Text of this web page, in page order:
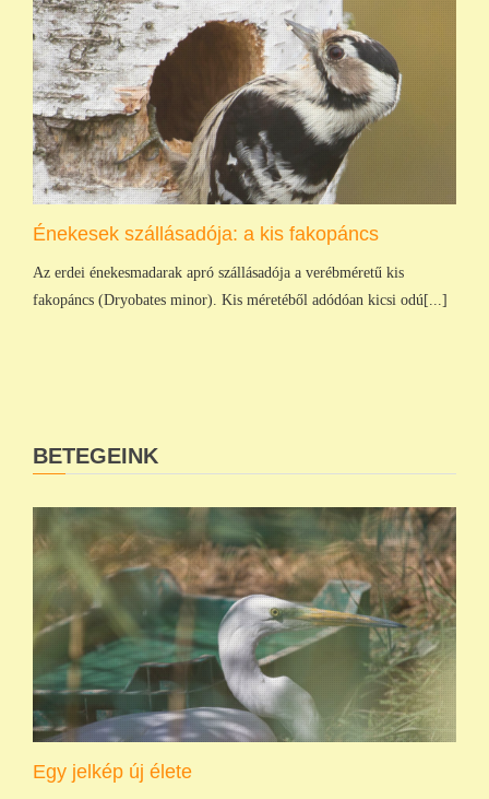
Énekesek szállásadója: a kis fakopáncs
Az erdei énekesmadarak apró szállásadója a verébméretű kis
fakopáncs (Dryobates minor). Kis méretéből adódóan kicsi odú[...]
BETEGEINK
Egy jelkép új élete